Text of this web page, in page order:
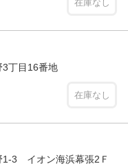
在庫なし
丁目16番地
在庫なし
3 イオン海浜幕張2Ｆ